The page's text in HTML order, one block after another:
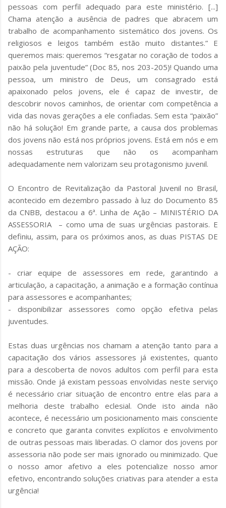
pessoas com perfil adequado para este ministério. [...]
Chama atenção a ausência de padres que abracem um
trabalho de acompanhamento sistemático dos jovens. Os
religiosos e leigos também estão muito distantes.” E
queremos mais: queremos “resgatar no coração de todos a
paixão pela juventude” (Doc 85, nos 203-205)! Quando uma
pessoa, um ministro de Deus, um consagrado está
apaixonado pelos jovens, ele é capaz de investir, de
descobrir novos caminhos, de orientar com competência a
vida das novas gerações a ele confiadas. Sem esta “paixão”
não há solução! Em grande parte, a causa dos problemas
dos jovens não está nos próprios jovens. Está em nós e em
nossas estruturas que não os acompanham
adequadamente nem valorizam seu protagonismo juvenil.
O Encontro de Revitalização da Pastoral Juvenil no Brasil,
acontecido em dezembro passado à luz do Documento 85
da CNBB, destacou a 6ª. Linha de Ação – MINISTÉRIO DA
ASSESSORIA – como uma de suas urgências pastorais. E
definiu, assim, para os próximos anos, as duas PISTAS DE
AÇÃO:
- criar equipe de assessores em rede, garantindo a
articulação, a capacitação, a animação e a formação contínua
para assessores e acompanhantes;
- disponibilizar assessores como opção efetiva pelas
juventudes.
Estas duas urgências nos chamam a atenção tanto para a
capacitação dos vários assessores já existentes, quanto
para a descoberta de novos adultos com perfil para esta
missão. Onde já existam pessoas envolvidas neste serviço
é necessário criar situação de encontro entre elas para a
melhoria deste trabalho eclesial. Onde isto ainda não
acontece, é necessário um posicionamento mais consciente
e concreto que garanta convites explícitos e envolvimento
de outras pessoas mais liberadas. O clamor dos jovens por
assessoria não pode ser mais ignorado ou minimizado. Que
o nosso amor afetivo a eles potencialize nosso amor
efetivo, encontrando soluções criativas para atender a esta
urgência!